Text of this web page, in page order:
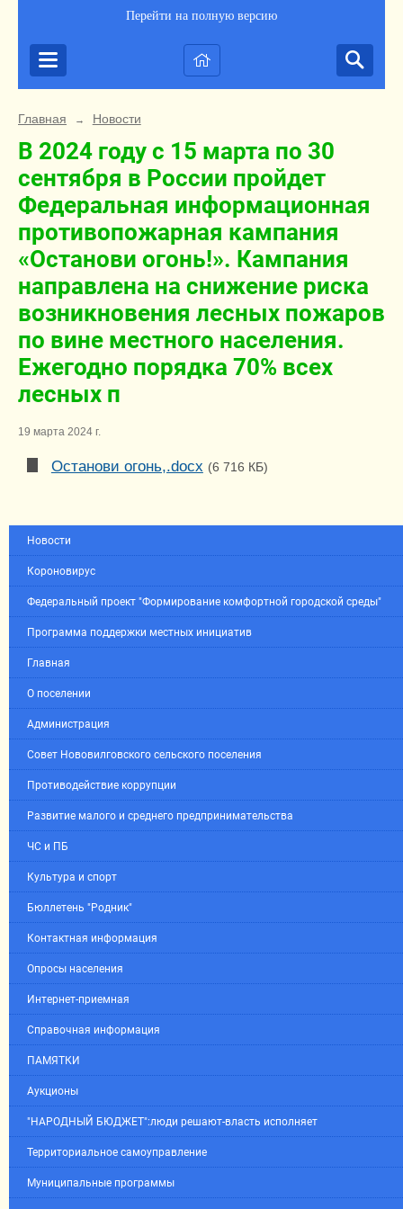
Перейти на полную версию
Главная → Новости
В 2024 году с 15 марта по 30
сентября в России пройдет
Федеральная информационная
противопожарная кампания
«Останови огонь!». Кампания
направлена на снижение риска
возникновения лесных пожаров
по вине местного населения.
Ежегодно порядка 70% всех
лесных п
19 марта 2024 г.
Останови огонь,.docx (6 716 КБ)
Новости
Короновирус
Федеральный проект "Формирование комфортной городской среды"
Программа поддержки местных инициатив
Главная
О поселении
Администрация
Совет Нововилговского сельского поселения
Противодействие коррупции
Развитие малого и среднего предпринимательства
ЧС и ПБ
Культура и спорт
Бюллетень "Родник"
Контактная информация
Опросы населения
Интернет-приемная
Справочная информация
ПАМЯТКИ
Аукционы
"НАРОДНЫЙ БЮДЖЕТ":люди решают-власть исполняет
Территориальное самоуправление
Муниципальные программы